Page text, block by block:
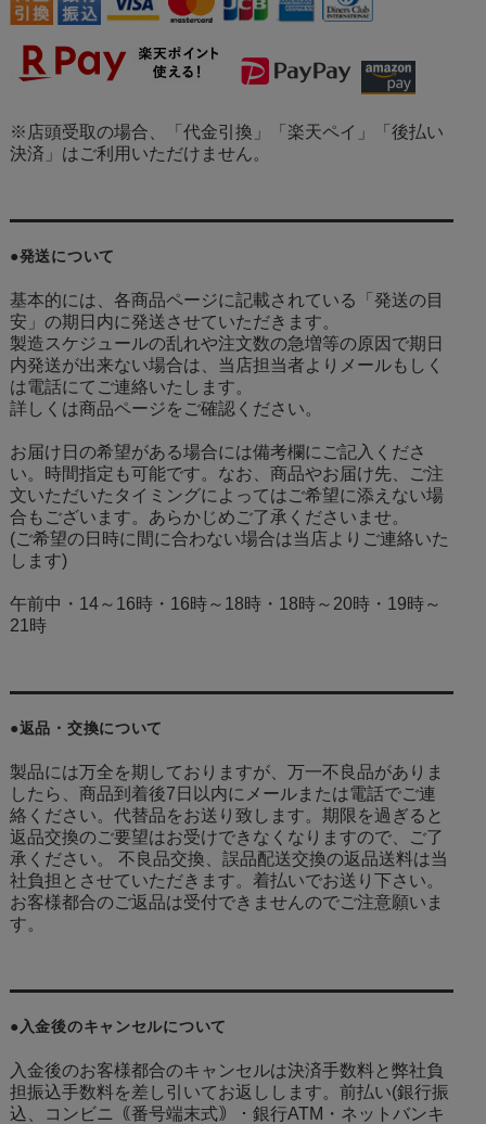
※店頭受取の場合、「代金引換」「楽天ペイ」「後払い
決済」はご利用いただけません。
●発送について
基本的には、各商品ページに記載されている「発送の目
安」の期日内に発送させていただきます。
製造スケジュールの乱れや注文数の急増等の原因で期日
内発送が出来ない場合は、当店担当者よりメールもしく
は電話にてご連絡いたします。
詳しくは商品ページをご確認ください。
お届け日の希望がある場合には備考欄にご記入くださ
い。時間指定も可能です。なお、商品やお届け先、ご注
文いただいたタイミングによってはご希望に添えない場
合もございます。あらかじめご了承くださいませ。
(ご希望の日時に間に合わない場合は当店よりご連絡いた
します)
午前中・14～16時・16時～18時・18時～20時・19時～
21時
●返品・交換について
製品には万全を期しておりますが、万一不良品がありま
したら、商品到着後7日以内にメールまたは電話でご連
絡ください。代替品をお送り致します。期限を過ぎると
返品交換のご要望はお受けできなくなりますので、ご了
承ください。 不良品交換、誤品配送交換の返品送料は当
社負担とさせていただきます。着払いでお送り下さい。
お客様都合のご返品は受付できませんのでご注意願いま
す。
●入金後のキャンセルについて
入金後のお客様都合のキャンセルは決済手数料と弊社負
担振込手数料を差し引いてお返しします。前払い(銀行振
込、コンビニ｟番号端末式｠・銀行ATM・ネットバンキ